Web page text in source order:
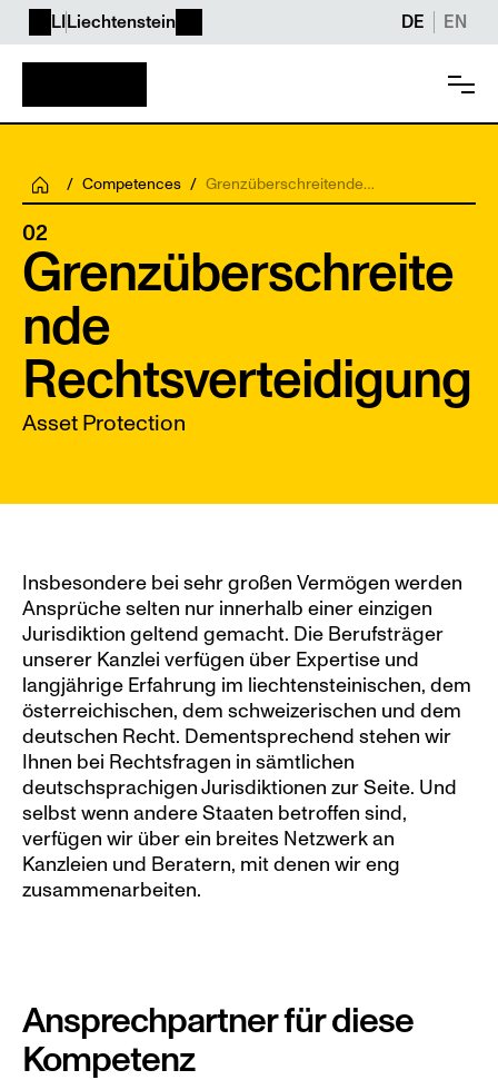
LI Liechtenstein DE EN
/ Competences / Grenzüberschreitende
Rechtsverteidigung
02
Grenzüberschreite
nde
Rechtsverteidigung
Asset Protection
Insbesondere bei sehr großen Vermögen werden
Ansprüche selten nur innerhalb einer einzigen
Jurisdiktion geltend gemacht. Die Berufsträger
unserer Kanzlei verfügen über Expertise und
langjährige Erfahrung im liechtensteinischen, dem
österreichischen, dem schweizerischen und dem
deutschen Recht. Dementsprechend stehen wir
Ihnen bei Rechtsfragen in sämtlichen
deutschsprachigen Jurisdiktionen zur Seite. Und
selbst wenn andere Staaten betroffen sind,
verfügen wir über ein breites Netzwerk an
Kanzleien und Beratern, mit denen wir eng
zusammenarbeiten.
Ansprechpartner für diese
Kompetenz